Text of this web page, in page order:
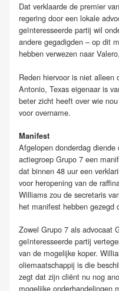
Dat verklaarde de premier
regering door een lokale
geïnteresseerde partij wil
andere gegadigden – op dit
hebben verwezen naar
Reden hiervoor is niet
Antonio, Texas eigenaar is
beter zicht heeft over wie
voor overname.
Manifest
Afgelopen donderdag
actiegroep Grupo 7 een
dat binnen 48 uur een
voor heropening van de
Williams zou de secretaris
het manifest hebben gezegd
Zowel Grupo 7 als advocaat
geïnteresseerde partij
van de mogelijke koper.
oliemaatschappij is die
zegt dat zijn cliënt nu nog
mogelijke onderhandelingen